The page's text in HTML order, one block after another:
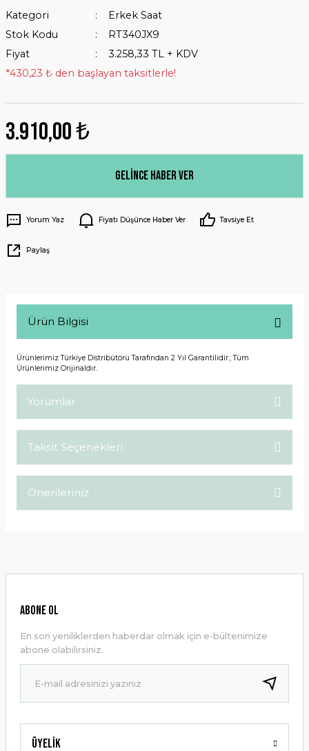
Kategori
Erkek Saat
Stok Kodu
RT340JX9
Fiyat
3.258,33 TL + KDV
*430,23 ₺ den başlayan taksitlerle!
3.910,00 ₺
Gelince Haber Ver
Yorum Yaz Fiyatı Düşünce Haber Ver Tavsiye Et
Paylaş
Ürün Bilgisi
Ürünlerimiz Türkiye Distribütörü Tarafından 2 Yıl Garantilidir.; Tüm
Ürünlerimiz Orijinaldır.
Yorumlar
Taksit Seçenekleri
Önerileriniz
Ürün resmi kalitesiz, bozuk veya görüntülenemiyor.
Ürün bilgilerinde hatalar bulunuyor.
Ürün fiyatı diğer sitelerden daha pahalı.
Bu ürüne benzer farklı alternatifler olmalı.
Üyelik
ABONE OL
En son yeniliklerden haberdar olmak için e-bültenimize
abone olabilirsiniz.